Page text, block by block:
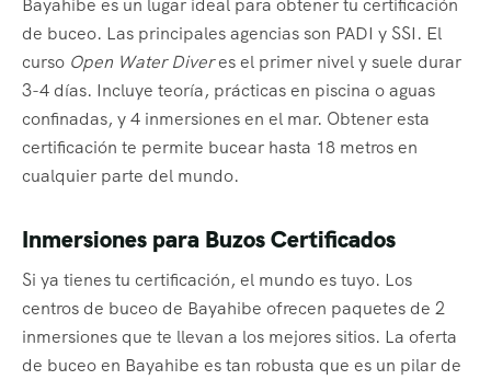
Bayahibe es un lugar ideal para obtener tu certificación
de buceo. Las principales agencias son PADI y SSI. El
curso Open Water Diveres el primer nivel y suele durar
3-4 días. Incluye teoría, prácticas en piscina o aguas
confinadas, y 4 inmersiones en el mar. Obtener esta
certificación te permite bucear hasta 18 metros en
cualquier parte del mundo.
Inmersiones para Buzos Certificados
Si ya tienes tu certificación, el mundo es tuyo. Los
centros de buceo de Bayahibe ofrecen paquetes de 2
inmersiones que te llevan a los mejores sitios. La oferta
de buceo en Bayahibe es tan robusta que es un pilar de